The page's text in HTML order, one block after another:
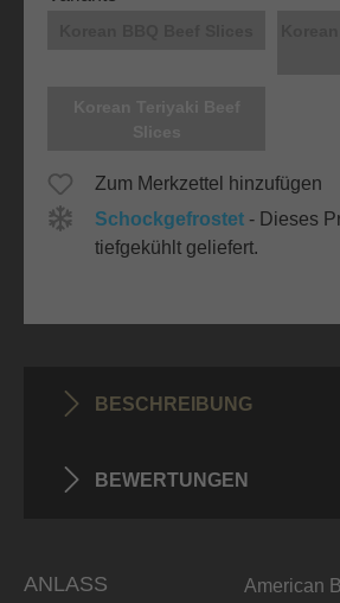
Zum Merkzettel hinzufügen
Schockgefrostet - Dieses
tiefgekühlt geliefert.
BESCHREIBUNG
BEWERTUNGEN
ANLASS American